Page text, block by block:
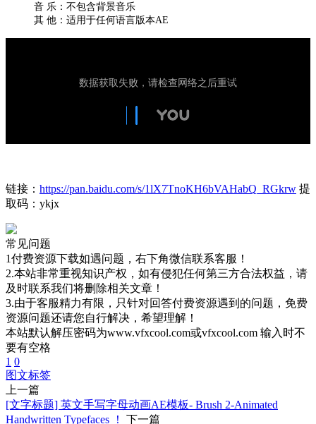
音 乐：不包含背景音乐
其 他：适用于任何语言版本AE
链接： https://pan.baidu.com/s/1lX7TnoKH6bVAHabQ_RGkrw 提
取码：ykjx
常见问题
1付费资源下载如遇问题，右下角微信联系客服！
2.本站非常重视知识产权，如有侵犯任何第三方合法权益，请
及时联系我们将删除相关文章！
3.由于客服精力有限，只针对回答付费资源遇到的问题，免费
资源问题还请您自行解决，希望理解！
本站默认解压密码为www.vfxcool.com或vfxcool.com 输入时不
要有空格
1 0
图文标签
上一篇
[文字标题] 英文手写字母动画AE模板- Brush 2-Animated
Handwritten Typefaces ！
下一篇